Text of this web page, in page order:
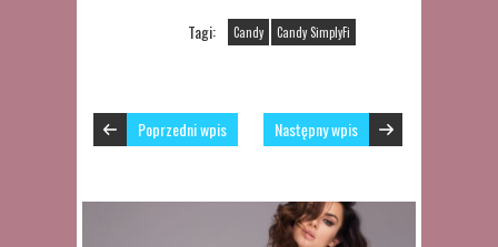
Tagi: Candy Candy SimplyFi
Poprzedni wpis Następny wpis